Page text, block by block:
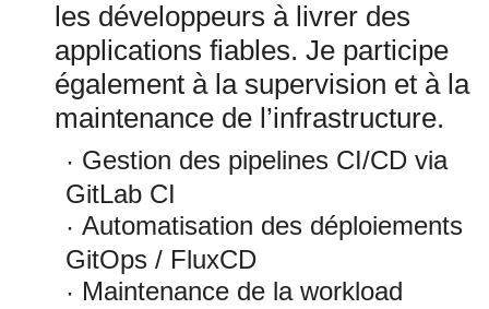
les développeurs à livrer des
applications fiables. Je participe
également à la supervision et à la
maintenance de l’infrastructure.
Gestion des pipelines CI/CD via
GitLab CI
Automatisation des déploiements
GitOps / FluxCD
Maintenance de la workload